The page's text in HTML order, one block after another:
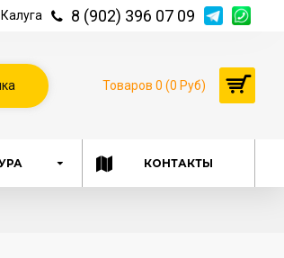
Калуга 8 (902) 396 07 09
Товаров 0 (0 Руб)
КОНТАКТЫ